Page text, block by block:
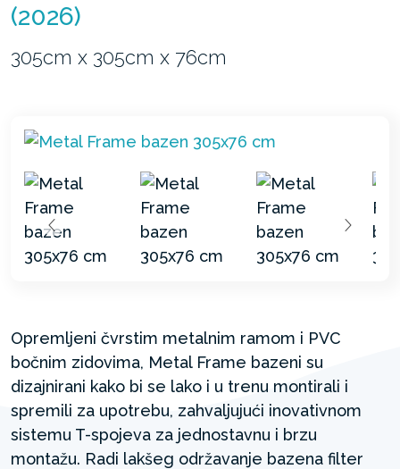
(2026)
305cm x 305cm x 76cm
Opremljeni čvrstim metalnim ramom i PVC
bočnim zidovima, Metal Frame bazeni su
dizajnirani kako bi se lako i u trenu montirali i
spremili za upotrebu, zahvaljujući inovativnom
sistemu T-spojeva za jednostavnu i brzu
montažu. Radi lakšeg održavanje bazena filter